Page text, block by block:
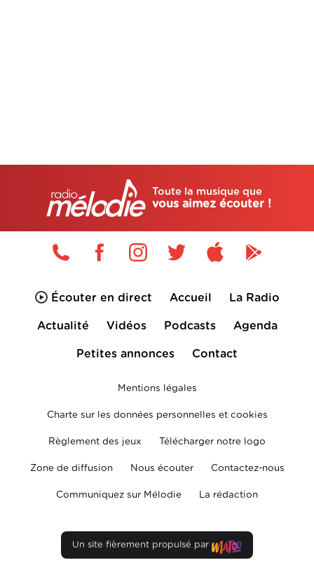
Toute la musique que
vous aimez écouter !
Écouter en direct Accueil La Radio
Actualité Vidéos Podcasts Agenda
Petites annonces Contact
Mentions légales
Charte sur les données personnelles et cookies
Règlement des jeux Télécharger notre logo
Zone de diffusion Nous écouter Contactez-nous
Communiquez sur Mélodie La rédaction
Un site fièrement propulsé par